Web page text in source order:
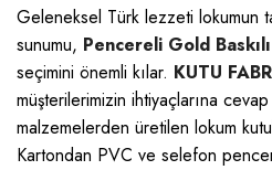
Geleneksel Türk lezzeti lokumun
sunumu, Pencereli Gold
seçimini önemli kılar. KUTU
müşterilerimizin ihtiyaçlarına
malzemelerden üretilen lokum
Kartondan PVC ve selefon